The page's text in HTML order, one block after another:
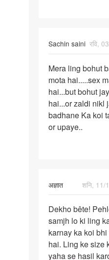
Sachin saini रवि,
Mera
ling
bohut
bada
or
bohut
Mera ling bohut
mota hai.....sex
hai...but bohut
hai...or zaldi nikl
badhane Ka koi
or upaye..
अज्ञात
शनि, 11/
In
reply
to
Mera
lig
chota
ha
Dekho
bête!
Pehle
to
aap
Dekho bête!
samjh lo ki ling
karnay ka koi
hai. Ling ke size
yaha se hasil